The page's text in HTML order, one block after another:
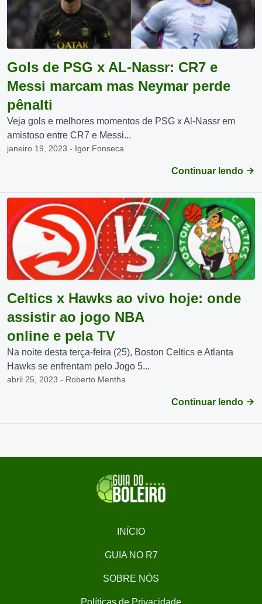
Gols de PSG x AL-Nassr: CR7 e
Messi marcam mas Neymar perde
pênalti
Veja gols e melhores momentos de PSG x Al-Nassr em
amistoso entre CR7 e Messi...
janeiro 19, 2023 - Igor Fonseca
Continuar lendo
Celtics x Hawks ao vivo hoje: onde
assistir ao jogo NBA
online e pela TV
Na noite desta terça-feira (25), Boston Celtics e Atlanta
Hawks se enfrentam pelo Jogo 5...
abril 25, 2023 - Roberto Mentha
Continuar lendo
INÍCIO
GUIA NO R7
SOBRE NÓS
Políticas de Privacidade